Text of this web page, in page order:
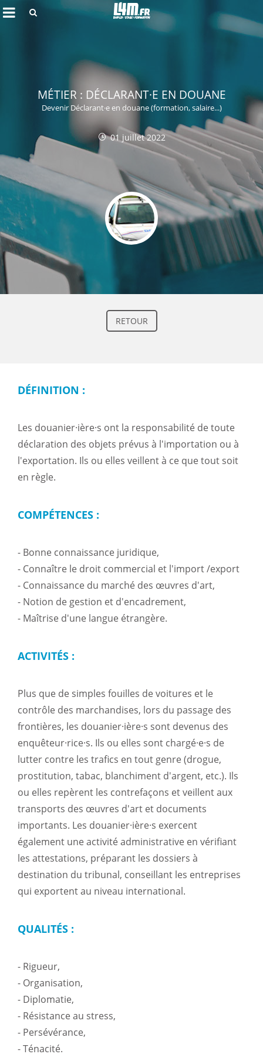
Annuler
RETOUR
MÉTIER : DÉCLARANT·E EN DOUANE
Devenir Déclarant·e en douane (formation, salaire...)
01 juillet 2022
DÉFINITION :
Les douanier·ière·s ont la responsabilité de toute
déclaration des objets prévus à l'importation ou à
l'exportation. Ils ou elles veillent à ce que tout soit
en règle.
COMPÉTENCES :
- Bonne connaissance juridique,
- Connaître le droit commercial et l'import /export
- Connaissance du marché des œuvres d'art,
- Notion de gestion et d'encadrement,
- Maîtrise d'une langue étrangère.
ACTIVITÉS :
Plus que de simples fouilles de voitures et le
contrôle des marchandises, lors du passage des
frontières, les douanier·ière·s sont devenus des
enquêteur·rice·s. Ils ou elles sont chargé·e·s de
lutter contre les trafics en tout genre (drogue,
prostitution, tabac, blanchiment d'argent, etc.). Ils
ou elles repèrent les contrefaçons et veillent aux
transports des œuvres d'art et documents
importants. Les douanier·ière·s exercent
également une activité administrative en vérifiant
les attestations, préparant les dossiers à
destination du tribunal, conseillant les entreprises
qui exportent au niveau international.
QUALITÉS :
- Rigueur,
- Organisation,
- Diplomatie,
- Résistance au stress,
- Persévérance,
- Ténacité.